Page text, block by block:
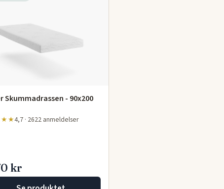
Skummadrassen - 90x200
4,7 · 2622 anmeldelser
kr